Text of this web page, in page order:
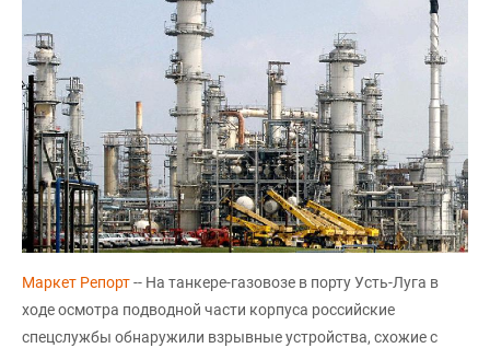
Маркет Репорт-- На танкере-газовозе в порту Усть-Луга в
ходе осмотра подводной части корпуса российские
спецслужбы обнаружили взрывные устройства, схожие с